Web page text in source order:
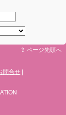
⇪ ページ先頭へ
問合せ